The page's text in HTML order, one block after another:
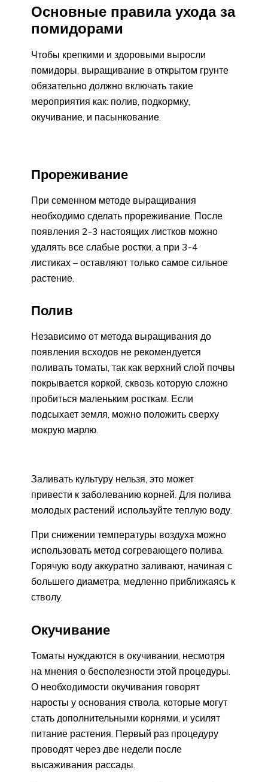
Основные правила ухода за
помидорами
Чтобы крепкими и здоровыми выросли
помидоры, выращивание в открытом грунте
обязательно должно включать такие
мероприятия как: полив, подкормку,
окучивание, и пасынкование.
Прореживание
При семенном методе выращивания
необходимо сделать прореживание. После
появления 2-3 настоящих листков можно
удалять все слабые ростки, а при 3-4
листиках – оставляют только самое сильное
растение.
Полив
Независимо от метода выращивания до
появления всходов не рекомендуется
поливать томаты, так как верхний слой почвы
покрывается коркой, сквозь которую сложно
пробиться маленьким росткам. Если
подсыхает земля, можно положить сверху
мокрую марлю.
Заливать культуру нельзя, это может
привести к заболеванию корней. Для полива
молодых растений используйте теплую воду.
При снижении температуры воздуха можно
использовать метод согревающего полива.
Горячую воду аккуратно заливают, начиная с
большего диаметра, медленно приближаясь к
стволу.
Окучивание
Томаты нуждаются в окучивании, несмотря
на мнения о бесполезности этой процедуры.
О необходимости окучивания говорят
наросты у основания ствола, которые могут
стать дополнительными корнями, и усилят
питание растения. Первый раз процедуру
проводят через две недели после
высаживания рассады.